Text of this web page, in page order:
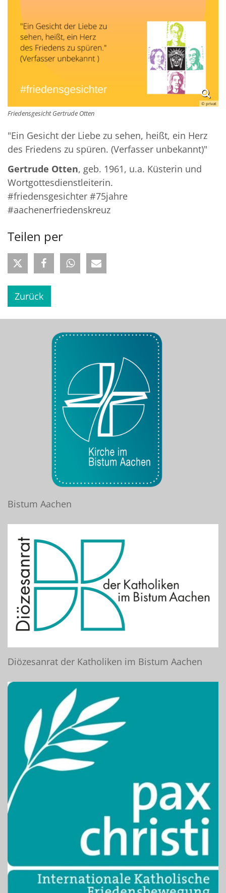
© privat
Friedensgesicht Gertrude Otten
"Ein Gesicht der Liebe zu sehen, heißt, ein Herz
des Friedens zu spüren. (Verfasser unbekannt)"
Gertrude Otten, geb. 1961, u.a. Küsterin und
Wortgottesdienstleiterin.
#friedensgesichter #75jahre
#aachenerfriedenskreuz
Teilen per
Zurück
Bistum Aachen
Diözesanrat der Katholiken im Bistum Aachen